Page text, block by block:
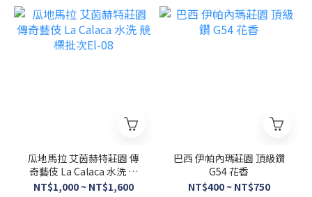
瓜地馬拉 艾茵赫特莊園 傳
奇藝伎 La Calaca 水洗 競
標批次El-08
NT$1,000 ~ NT$1,600
巴西 伊帕內瑪莊園 頂級鑽
G54 花香
NT$400 ~ NT$750